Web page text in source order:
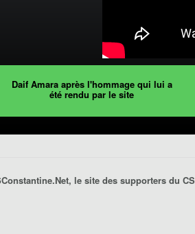
Daif Amara après l'hommage qui lui a
été rendu par le site
le site des supporters du